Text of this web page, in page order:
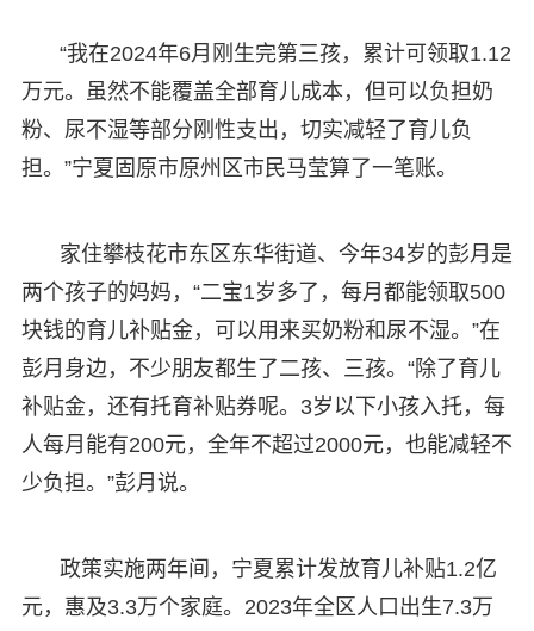
“我在2024年6月刚生完第三孩，累计可领取1.12
万元。虽然不能覆盖全部育儿成本，但可以负担奶
粉、尿不湿等部分刚性支出，切实减轻了育儿负
担。”宁夏固原市原州区市民马莹算了一笔账。
家住攀枝花市东区东华街道、今年34岁的彭月是
两个孩子的妈妈，“二宝1岁多了，每月都能领取500
块钱的育儿补贴金，可以用来买奶粉和尿不湿。”在
彭月身边，不少朋友都生了二孩、三孩。“除了育儿
补贴金，还有托育补贴券呢。3岁以下小孩入托，每
人每月能有200元，全年不超过2000元，也能减轻不
少负担。”彭月说。
政策实施两年间，宁夏累计发放育儿补贴1.2亿
元，惠及3.3万个家庭。2023年全区人口出生7.3万